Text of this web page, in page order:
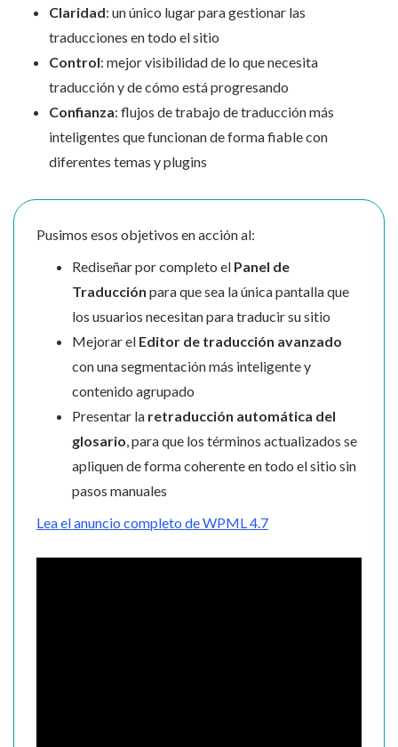
Claridad: un único lugar para gestionar las
traducciones en todo el sitio
Control: mejor visibilidad de lo que necesita
traducción y de cómo está progresando
Confianza: flujos de trabajo de traducción más
inteligentes que funcionan de forma fiable con
diferentes temas y plugins
Pusimos esos objetivos en acción al:
Rediseñar por completo el Panel de
Traducción para que sea la única pantalla que
los usuarios necesitan para traducir su sitio
Mejorar el Editor de traducción avanzado
con una segmentación más inteligente y
contenido agrupado
Presentar la retraducción automática del
glosario, para que los términos actualizados se
apliquen de forma coherente en todo el sitio sin
pasos manuales
Lea el anuncio completo de WPML 4.7